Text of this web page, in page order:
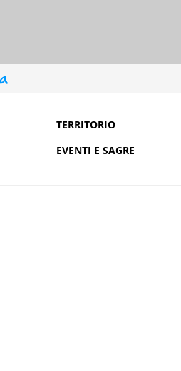
TERRITORIO
EVENTI E SAGRE